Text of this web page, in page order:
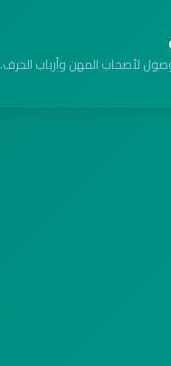
لأصحاب المهن وأرباب الحرف.